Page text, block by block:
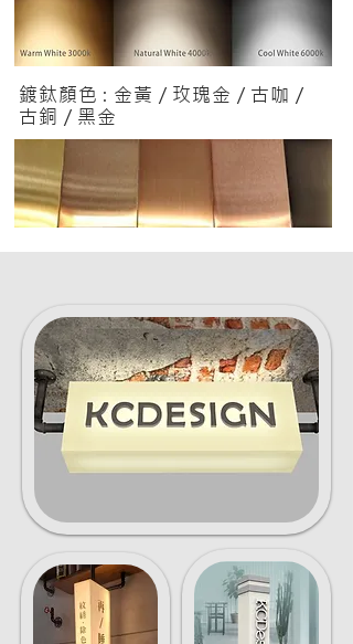
鍍鈦顏色 : 金黃 / 玫瑰金 / 古咖 /
古銅 / 黑金